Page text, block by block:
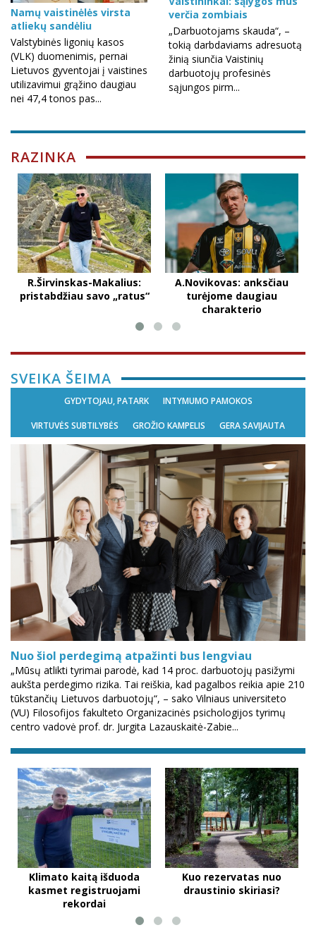
Namų vaistinėlės virsta
atliekų sandėliu
Valstybinės ligonių kasos
(VLK) duomenimis, pernai
Lietuvos gyventojai į vaistines
utilizavimui grąžino daugiau
nei 47,4 tonos pas...
verčia zombiais
„Darbuotojams skauda“, –
tokią darbdaviams adresuotą
žinią siunčia Vaistinių
darbuotojų profesinės
sąjungos pirm...
RAZINKA
R.Širvinskas-Makalius:
pristabdžiau savo „ratus“
A.Novikovas: anksčiau
turėjome daugiau
charakterio
SVEIKA ŠEIMA
GYDYTOJAU, PATARK INTYMUMO PAMOKOS
VIRTUVĖS SUBTILYBĖS GROŽIO KAMPELIS GERA SAVIJAUTA
Nuo šiol perdegimą atpažinti bus lengviau
„Mūsų atlikti tyrimai parodė, kad 14 proc. darbuotojų pasižymi
aukšta perdegimo rizika. Tai reiškia, kad pagalbos reikia apie 210
tūkstančių Lietuvos darbuotojų“, – sako Vilniaus universiteto
(VU) Filosofijos fakulteto Organizacinės psichologijos tyrimų
centro vadovė prof. dr. Jurgita Lazauskaitė-Zabie...
Klimato kaitą išduoda
kasmet registruojami
rekordai
Kuo rezervatas nuo
draustinio skiriasi?